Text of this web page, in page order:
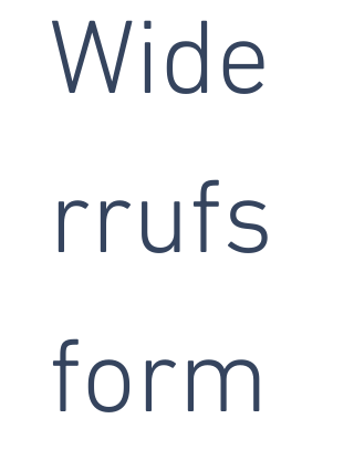
Wide
rrufs
form